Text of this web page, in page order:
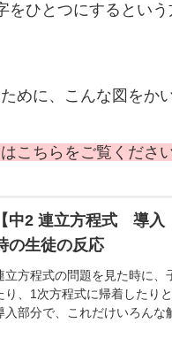
をひとつにするとい
めに、こんな図をか
こちらをご覧ください
【中2 連立方程式 導
の生徒の反応
立方程式の問題を見た時に、
り、1次方程式に帰着したり
入部分で、これだけいろんな